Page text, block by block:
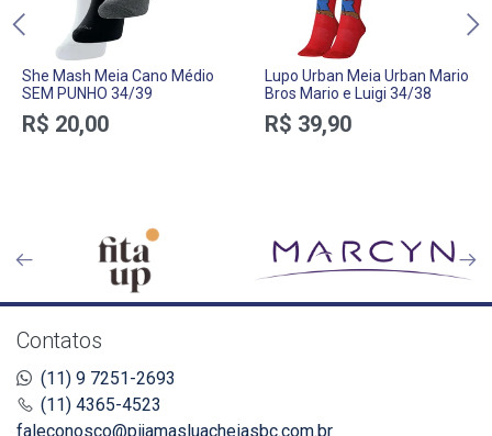
She Mash Meia Cano Médio
SEM PUNHO 34/39
R$ 20,00
Lupo Urban Meia Urban Mario
Bros Mario e Luigi 34/38
R$ 39,90
Contatos
(11) 9 7251-2693
(11) 4365-4523
faleconosco@pijamasluacheiasbc.com.br